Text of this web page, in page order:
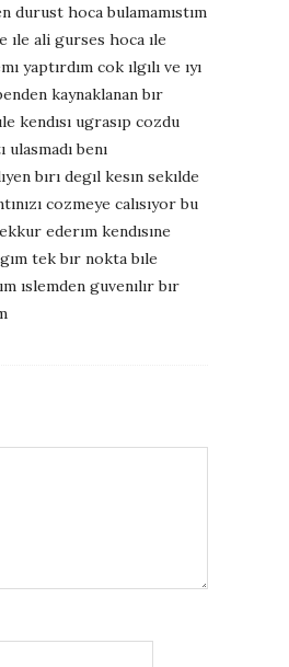
durust hoca bulamamıstım
ıle ali gurses hoca ıle
yaptırdım cok ılgılı ve ıyı
kaynaklanan bır
kendısı ugrasıp cozdu
ulasmadı benı
bırı degıl kesın sekılde
cozmeye calısıyor bu
ederım kendısıne
tek bır nokta bıle
ıslemden guvenılır bır